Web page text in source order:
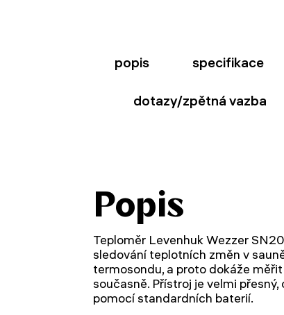
popis specifikace
dotazy/zpětná vazba
Popis
Teploměr Levenhuk Wezzer
sledování teplotních změn v
termosondu, a proto dokáže
současně. Přístroj je velmi
pomocí standardních baterií.